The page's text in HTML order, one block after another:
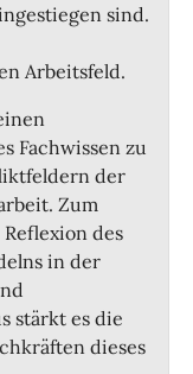
sind.
Arbeitsfeld.
Fachwissen zu
der
Zum
des
in der
stärkt es die
dieses